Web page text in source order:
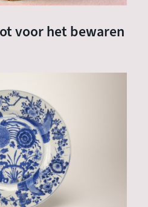
voor het bewaren